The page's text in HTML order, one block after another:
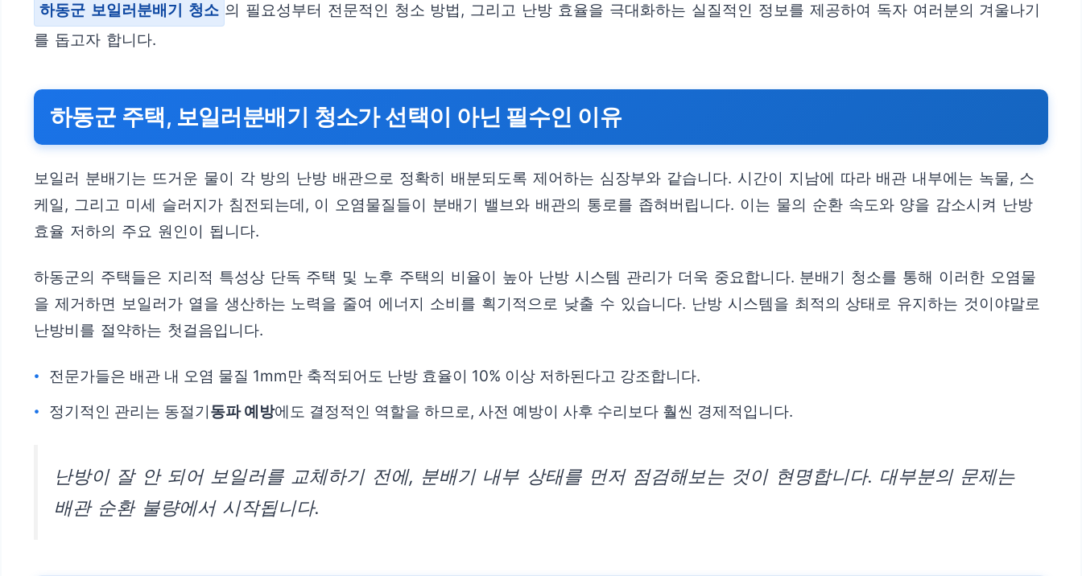
하동군 보일러분배기 청소 의 필요성부터 전문적인 청소 방법, 그리고 난방 효율을 극대화하는 실질적인 정보를 제공하여 독자 여러분의 겨울나기
를 돕고자 합니다.
하동군 주택, 보일러분배기 청소가 선택이 아닌 필수인 이유
보일러 분배기는 뜨거운 물이 각 방의 난방 배관으로 정확히 배분되도록 제어하는 심장부와 같습니다. 시간이 지남에 따라 배관 내부에는 녹물, 스
케일, 그리고 미세 슬러지가 침전되는데, 이 오염물질들이 분배기 밸브와 배관의 통로를 좁혀버립니다. 이는 물의 순환 속도와 양을 감소시켜 난방
효율 저하의 주요 원인이 됩니다.
하동군의 주택들은 지리적 특성상 단독 주택 및 노후 주택의 비율이 높아 난방 시스템 관리가 더욱 중요합니다. 분배기 청소를 통해 이러한 오염물
을 제거하면 보일러가 열을 생산하는 노력을 줄여 에너지 소비를 획기적으로 낮출 수 있습니다. 난방 시스템을 최적의 상태로 유지하는 것이야말로
난방비를 절약하는 첫걸음입니다.
전문가들은 배관 내 오염 물질 1mm만 축적되어도 난방 효율이 10% 이상 저하된다고 강조합니다.
정기적인 관리는 동절기동파 예방에도 결정적인 역할을 하므로, 사전 예방이 사후 수리보다 훨씬 경제적입니다.
난방이 잘 안 되어 보일러를 교체하기 전에, 분배기 내부 상태를 먼저 점검해보는 것이 현명합니다. 대부분의 문제는
배관 순환 불량에서 시작됩니다.